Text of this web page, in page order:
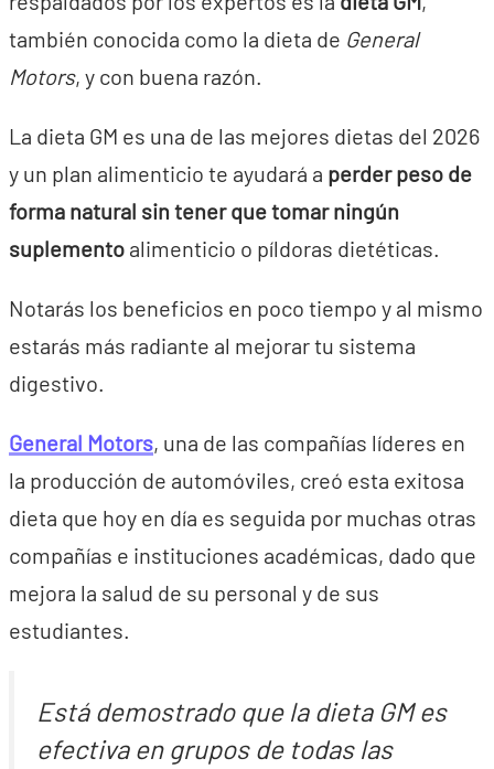
también conocida como la dieta de General
Motors, y con buena razón.
La dieta GM es una de las mejores dietas del 2026
y un plan alimenticio te ayudará a perder peso de
forma natural sin tener que tomar ningún
suplemento alimenticio o píldoras dietéticas.
Notarás los beneficios en poco tiempo y al mismo
estarás más radiante al mejorar tu sistema
digestivo.
General Motors, una de las compañías líderes en
la producción de automóviles, creó esta exitosa
dieta que hoy en día es seguida por muchas otras
compañías e instituciones académicas, dado que
mejora la salud de su personal y de sus
estudiantes.
Está demostrado que la dieta GM es
efectiva en grupos de todas las